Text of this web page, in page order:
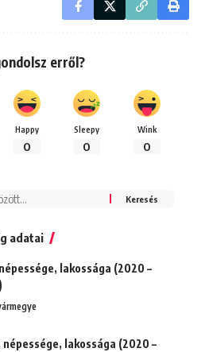
erről?
Happy
0
Sleepy
0
Wink
0
adatai
lakossága (2020 –
népessége, lakossága (2020 –